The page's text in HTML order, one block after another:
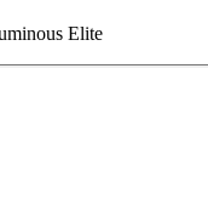
Elite